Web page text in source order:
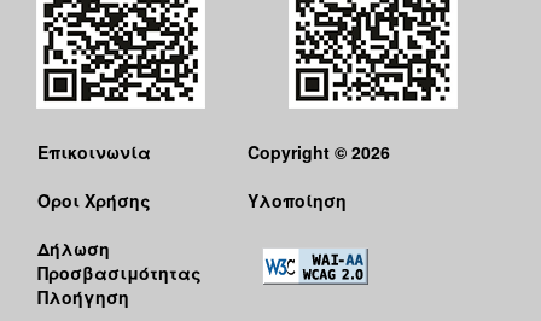
Φαρμακείο
Κοινωνικό
Παντοπωλείο
Ισότητα
Φύλων
Απινιδωτές
Επικοινωνία
Όροι Χρήσης
Δήλωση
Προσβασιμότητας
Πλοήγηση
Copyright © 2026
Υλοποίηση